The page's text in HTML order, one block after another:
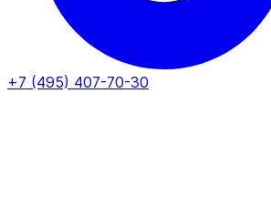
+7 (495) 407-70-30